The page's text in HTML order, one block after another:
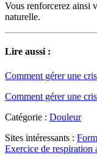
Vous renforcerez ainsi
naturelle.
Lire aussi :
Comment gérer une
Comment gérer une
Catégorie : Douleur
Sites intéressants :
Exercice de respiration